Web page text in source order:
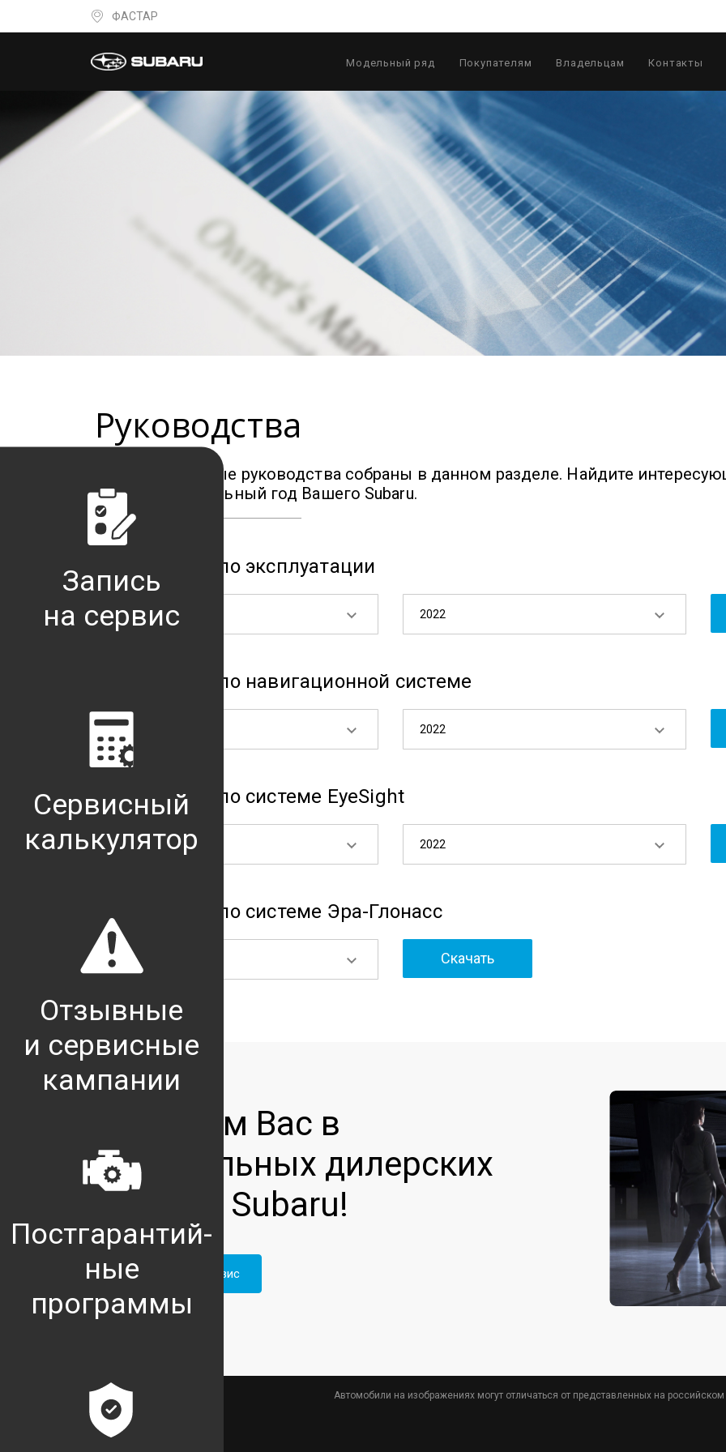
ФАСТАР
Модельный ряд Покупателям Владельцам Контакты
Запись
на сервис
Сервисный
калькулятор
Отзывные
и сервисные
кампании
Постгарантий-
ные
программы
Руководства
Все необходимые руководства собраны в данном разделе. Найдите
модель и модельный год Вашего Subaru.
Руководства по эксплуатации
Forester 2022
Руководства по навигационной системе
Forester 2022
Руководства по системе EyeSight
Forester 2022
Руководства по системе Эра-Глонасс
Forester Скачать
Мы ждём Вас в
официальных дилерских
центрах Subaru!
Записаться на сервис
Автомобили на изображениях могут отличаться от представленных на